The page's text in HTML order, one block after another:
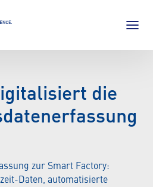
die
zur Smart Factory:
Daten, automatisierte